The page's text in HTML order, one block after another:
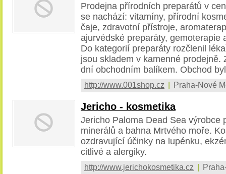
Prodejna přírodních preparátů v
se nachází: vitamíny, přírodní
čaje, zdravotní přístroje,
ajurvédské preparáty, gemoterapie
Do kategorií preparáty rozčlenil
jsou skladem v kamenné prodejně.
dní obchodním balíkem. Obchod
http://www.001shop.cz | Praha-Nové
Jericho - kosmetika
Jericho Paloma Dead Sea výrobce
minerálů a bahna Mrtvého moře.
ozdravující účinky na lupénku,
citlivé a alergiky.
http://www.jerichokosmetika.cz |